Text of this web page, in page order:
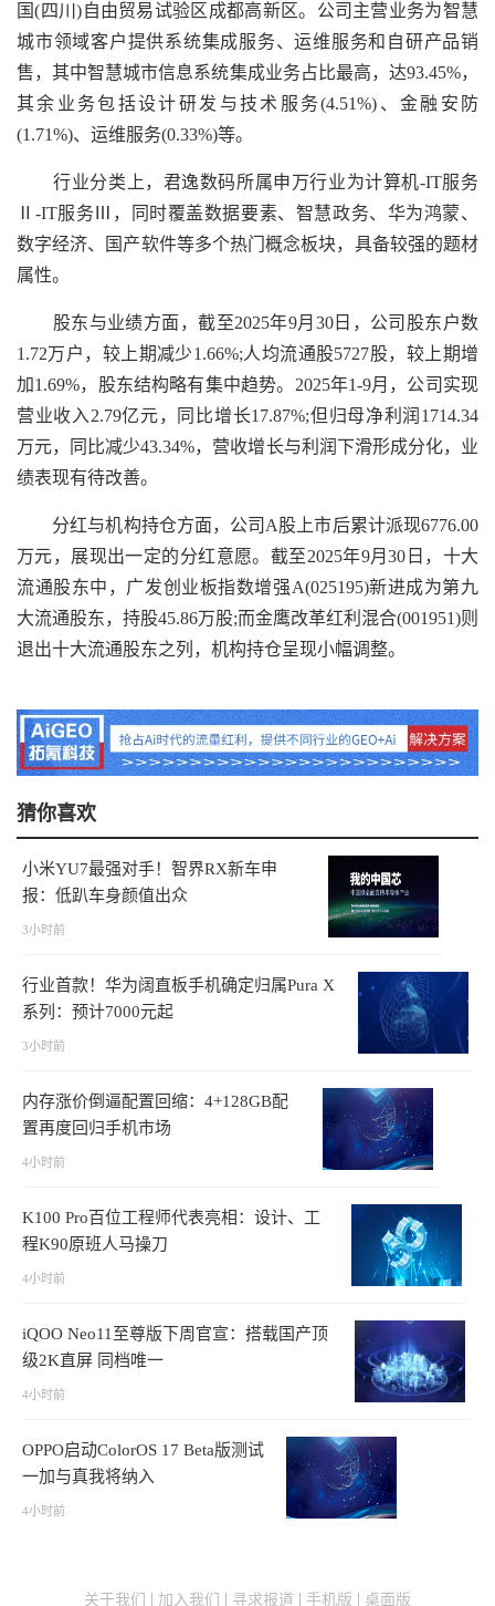
国(四川)自由贸易试验区成都高新区。公司主营业务为智慧
城市领域客户提供系统集成服务、运维服务和自研产品销
售，其中智慧城市信息系统集成业务占比最高，达93.45%，
其余业务包括设计研发与技术服务(4.51%)、金融安防
(1.71%)、运维服务(0.33%)等。
行业分类上，君逸数码所属申万行业为计算机-IT服务
Ⅱ-IT服务Ⅲ，同时覆盖数据要素、智慧政务、华为鸿蒙、
数字经济、国产软件等多个热门概念板块，具备较强的题材
属性。
股东与业绩方面，截至2025年9月30日，公司股东户数
1.72万户，较上期减少1.66%;人均流通股5727股，较上期增
加1.69%，股东结构略有集中趋势。2025年1-9月，公司实现
营业收入2.79亿元，同比增长17.87%;但归母净利润1714.34
万元，同比减少43.34%，营收增长与利润下滑形成分化，业
绩表现有待改善。
分红与机构持仓方面，公司A股上市后累计派现6776.00
万元，展现出一定的分红意愿。截至2025年9月30日，十大
流通股东中，广发创业板指数增强A(025195)新进成为第九
大流通股东，持股45.86万股;而金鹰改革红利混合(001951)则
退出十大流通股东之列，机构持仓呈现小幅调整。
猜你喜欢
小米YU7最强对手！智界RX新车申
报：低趴车身颜值出众
3小时前
行业首款！华为阔直板手机确定归属Pura X
系列：预计7000元起
3小时前
内存涨价倒逼配置回缩：4+128GB配
置再度回归手机市场
4小时前
K100 Pro百位工程师代表亮相：设计、工
程K90原班人马操刀
4小时前
iQOO Neo11至尊版下周官宣：搭载国产顶
级2K直屏 同档唯一
4小时前
OPPO启动ColorOS 17 Beta版测试
一加与真我将纳入
4小时前
关于我们 加入我们 寻求报道 手机版 桌面版